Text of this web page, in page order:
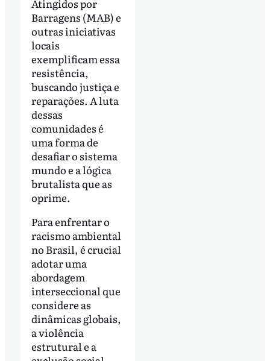
Atingidos por
Barragens (MAB) e
outras iniciativas
locais
exemplificam essa
resistência,
buscando justiça e
reparações. A luta
dessas
comunidades é
uma forma de
desafiar o sistema
mundo e a lógica
brutalista que as
oprime.
Para enfrentar o
racismo ambiental
no Brasil, é crucial
adotar uma
abordagem
interseccional que
considere as
dinâmicas globais,
a violência
estrutural e a